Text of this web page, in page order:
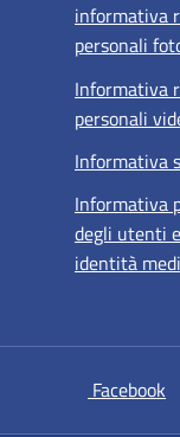
informativa
personali
Informativa
personali
Informativa
Informativa
degli utenti
identità
Facebook